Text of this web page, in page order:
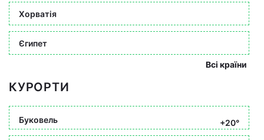
Хорватія
Єгипет
Всі країни
КУРОРТИ
Буковель +20°